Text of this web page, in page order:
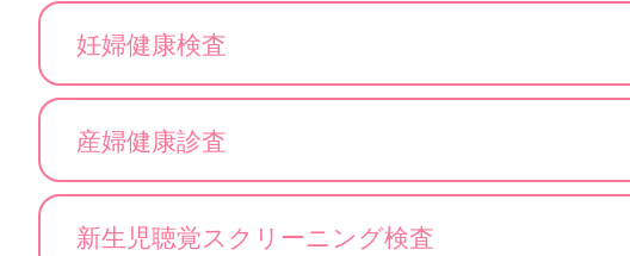
妊婦健康検査
産婦健康診査
新生児聴覚スクリーニング検査